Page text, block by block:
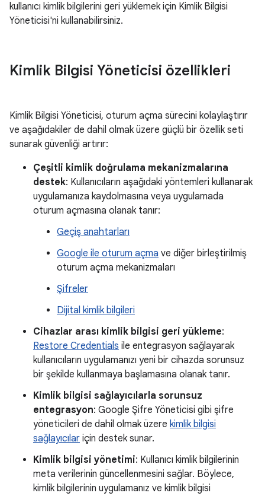
kullanıcı kimlik bilgilerini geri yüklemek için Kimlik Bilgisi
Yöneticisi'ni kullanabilirsiniz.
Kimlik Bilgisi Yöneticisi özellikleri
Kimlik Bilgisi Yöneticisi, oturum açma sürecini kolaylaştırır
ve aşağıdakiler de dahil olmak üzere güçlü bir özellik seti
sunarak güvenliği artırır:
Çeşitli kimlik doğrulama mekanizmalarına
destek: Kullanıcıların aşağıdaki yöntemleri kullanarak
uygulamanıza kaydolmasına veya uygulamada
oturum açmasına olanak tanır:
Geçiş anahtarları
Google ile oturum açma ve diğer birleştirilmiş
oturum açma mekanizmaları
Şifreler
Dijital kimlik bilgileri
Cihazlar arası kimlik bilgisi geri yükleme:
Restore Credentials ile entegrasyon sağlayarak
kullanıcıların uygulamanızı yeni bir cihazda sorunsuz
bir şekilde kullanmaya başlamasına olanak tanır.
Kimlik bilgisi sağlayıcılarla sorunsuz
entegrasyon: Google Şifre Yöneticisi gibi şifre
yöneticileri de dahil olmak üzere kimlik bilgisi
sağlayıcılar için destek sunar.
Kimlik bilgisi yönetimi: Kullanıcı kimlik bilgilerinin
meta verilerinin güncellenmesini sağlar. Böylece,
kimlik bilgilerinin uygulamanız ve kimlik bilgisi